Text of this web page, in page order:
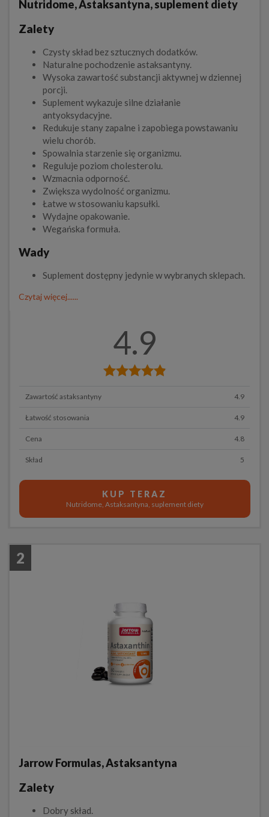
Nutridome, Astaksantyna, suplement diety
Zalety
Czysty skład bez sztucznych dodatków.
Naturalne pochodzenie astaksantyny.
Wysoka zawartość substancji aktywnej w dziennej
porcji.
Suplement wykazuje silne działanie
antyoksydacyjne.
Redukuje stany zapalne i zapobiega powstawaniu
wielu chorób.
Spowalnia starzenie się organizmu.
Reguluje poziom cholesterolu.
Wzmacnia odporność.
Zwiększa wydolność organizmu.
Łatwe w stosowaniu kapsułki.
Wydajne opakowanie.
Wegańska formuła.
Wady
Suplement dostępny jedynie w wybranych sklepach.
Czytaj więcej......
4.9
Zawartość astaksantyny 4.9
Łatwość stosowania 4.9
Cena 4.8
Skład 5
KUP TERAZ
Nutridome, Astaksantyna, suplement diety
2
Jarrow Formulas, Astaksantyna
Zalety
Dobry skład.